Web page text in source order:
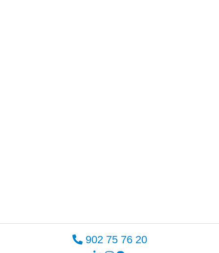
902 75 76 20